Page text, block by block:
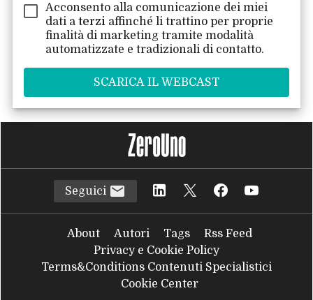
Acconsento alla comunicazione dei miei
dati aterzi affinché li trattino per proprie
finalità di marketing tramite modalità
automatizzate e tradizionali di contatto.
Seguici
About Autori Tags
Rss Feed
Privacy e Cookie Policy
Terms&Conditions Contenuti Specialistici
Cookie Center